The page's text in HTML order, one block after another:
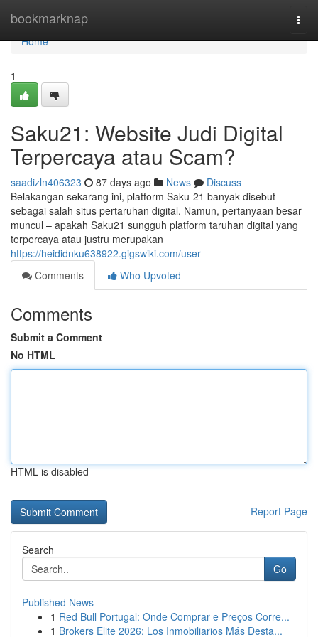
bookmarknap
Home
Home
1
Saku21: Website Judi Digital
Terpercaya atau Scam?
saadizln406323 87 days ago News
Discuss
Belakangan sekarang ini, platform Saku-21 banyak disebut
sebagai salah situs pertaruhan digital. Namun, pertanyaan besar
muncul – apakah Saku21 sungguh platform taruhan digital yang
terpercaya atau justru merupakan
https://heididnku638922.gigswiki.com/user
Comments
Who Upvoted
Comments
Submit a Comment
No HTML
HTML is disabled
Report Page
Search
Go
Published News
1 Red Bull Portugal: Onde Comprar e Preços Corre...
1 Brokers Elite 2026: Los Inmobiliarios Más Desta...